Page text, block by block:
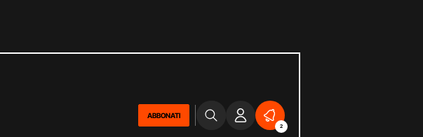
ABBONATI
2